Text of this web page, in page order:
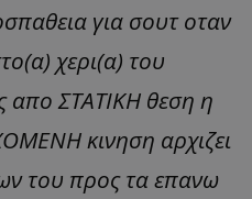
για σουτ οταν
χερι(α) του
απο ΣΤΑΤΙΚΗ θεση η
κινηση αρχιζει
του προς τα επανω